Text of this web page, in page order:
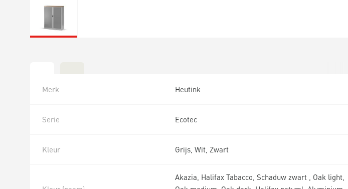
Merk Heutink
Serie Ecotec
Kleur Grijs, Wit, Zwart
Akazia, Halifax Tabacco, Schaduw zwart , Oak light,